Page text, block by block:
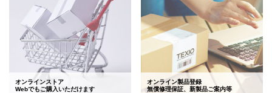
オンラインストア
Webでもご購入いただけます
オンライン製品登録
無償修理保証、新製品ご案内等